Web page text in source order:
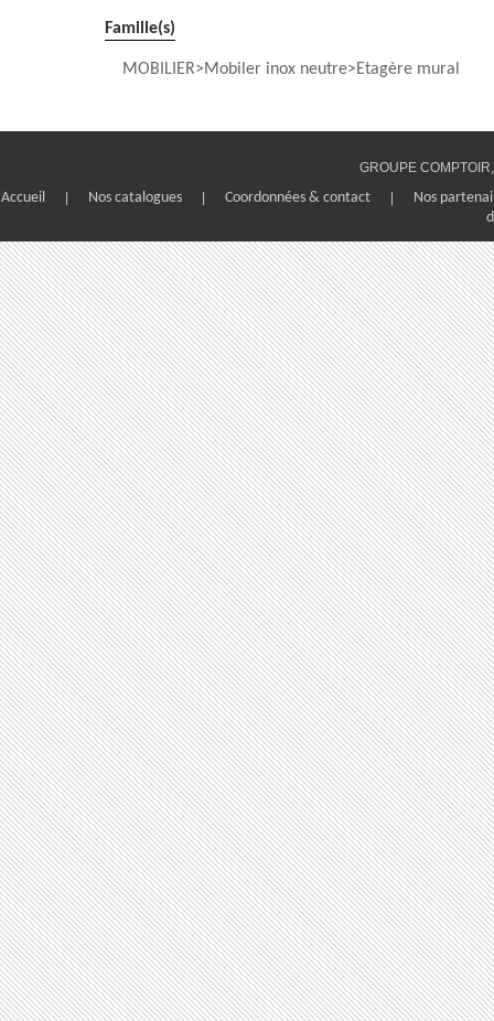
Famille(s)
MOBILIER Mobiler inox neutre Etagère mural
GROUPE
Accueil Nos catalogues Coordonnées & contact
Nos